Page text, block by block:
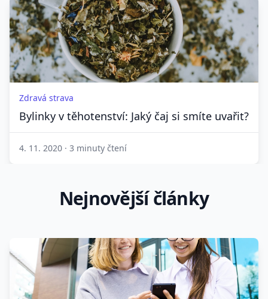
Zdravá strava
Bylinky v těhotenství: Jaký čaj si smíte uvařit?
4. 11. 2020 · 3 minuty čtení
Nejnovější články